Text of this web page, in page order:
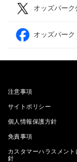
オッズパーク
オッズパー
注意事項
サイトポリシー
個人情報保護方針
免責事項
カスタマーハラスメン
針